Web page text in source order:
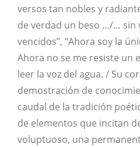
versos tan nobles y
de verdad un beso …/… sin
vencidos”, “Ahora soy la
Ahora no se me resiste un
leer la voz del agua. / Su
demostración de
caudal de la tradición
de elementos que incitan
voluptuoso, una